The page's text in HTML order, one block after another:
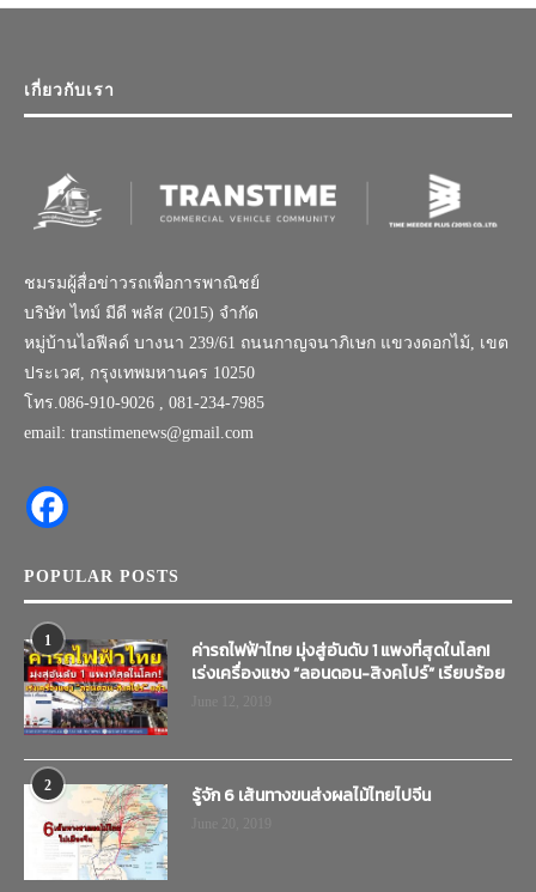
เกี่ยวกับเรา
ชมรมผู้สื่อข่าวรถเพื่อการพาณิชย์
บริษัท ไทม์ มีดี พลัส (2015) จำกัด
หมู่บ้านไอฟีลด์ บางนา 239/61 ถนนกาญจนาภิเษก แขวงดอกไม้, เขต
ประเวศ, กรุงเทพมหานคร 10250
โทร.086-910-9026 , 081-234-7985
email: transtimenews@gmail.com
POPULAR POSTS
1
ค่ารถไฟฟ้าไทย มุ่งสู่อันดับ 1 แพงที่สุดในโลก!
เร่งเครื่องแซง “ลอนดอน-สิงคโปร์” เรียบร้อย
2 รู้จัก 6 เส้นทางขนส่งผลไม้ไทยไปจีน